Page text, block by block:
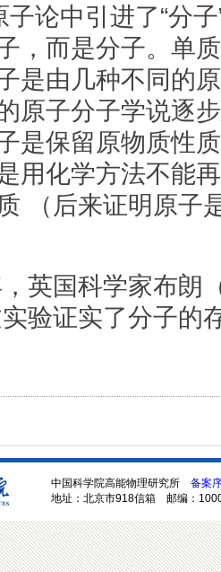
子论中引进了“分
，而是分子。单
是由几种不同的
原子分子学说逐
是保留原物质性
用化学方法不能
（后来证明原子
国科学家布朗
验证实了分子的
中国科学院高能物理研究所 备案
地址：北京市918信箱 邮编：